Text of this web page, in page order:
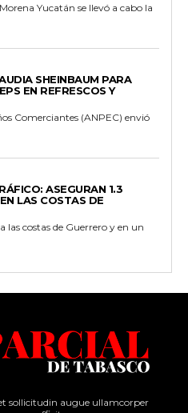
Yucatán se llevó a cabo la
SHEINBAUM PARA
EN REFRESCOS Y
Comerciantes (ANPEC) envió
ASEGURAN 1.3
LAS COSTAS DE
las costas de Guerrero y en un
sollicitudin augue ullamcorper